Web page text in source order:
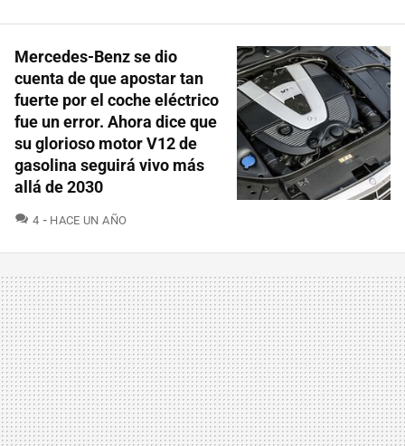
Mercedes-Benz se dio
cuenta de que apostar tan
fuerte por el coche eléctrico
fue un error. Ahora dice que
su glorioso motor V12 de
gasolina seguirá vivo más
allá de 2030
4 COMENTARIOS
HACE UN AÑO